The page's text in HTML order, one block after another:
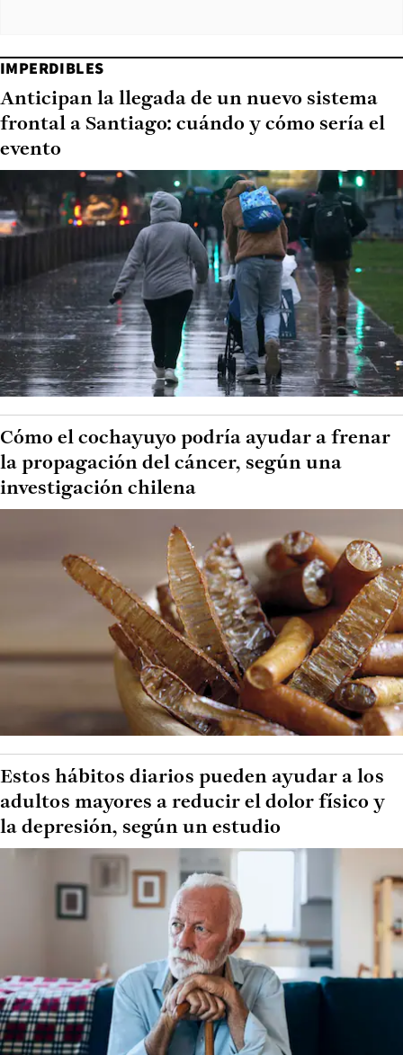
IMPERDIBLES
Anticipan la llegada de un nuevo sistema
frontal a Santiago: cuándo y cómo sería el
evento
Cómo el cochayuyo podría ayudar a frenar
la propagación del cáncer, según una
investigación chilena
Estos hábitos diarios pueden ayudar a los
adultos mayores a reducir el dolor físico y
la depresión, según un estudio